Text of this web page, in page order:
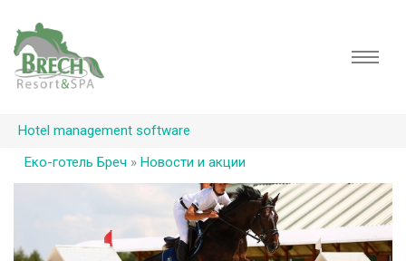
Hotel management software
Еко-готель Бреч » Новости и акции